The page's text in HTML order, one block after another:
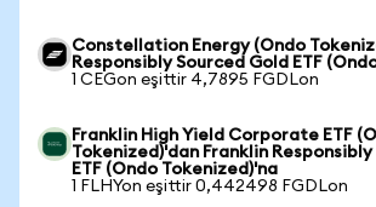
Constellation Energy (Ondo
Responsibly Sourced Gold ETF
1 CEGon eşittir 4,7895 FGDLon
Franklin High Yield Corporate ETF
Tokenized)'dan Franklin Responsibly
ETF (Ondo Tokenized)'na
1 FLHYon eşittir 0,442498 FGDLon